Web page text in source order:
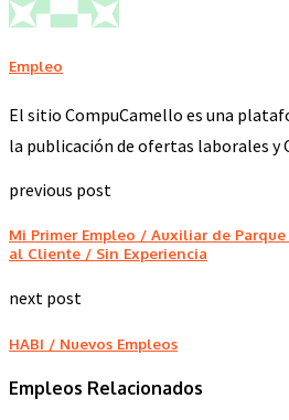
Empleo
El sitio CompuCamello es una
la publicación de ofertas laborales y
previous post
Mi Primer Empleo / Auxiliar de
al Cliente / Sin Experiencia
next post
HABI / Nuevos Empleos
Empleos Relacionados